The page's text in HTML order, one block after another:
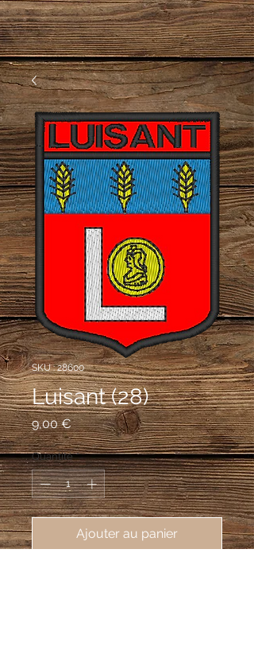
SKU : 28600
Luisant (28)
9,00 €Prix
Quantité *
Ajouter au panier